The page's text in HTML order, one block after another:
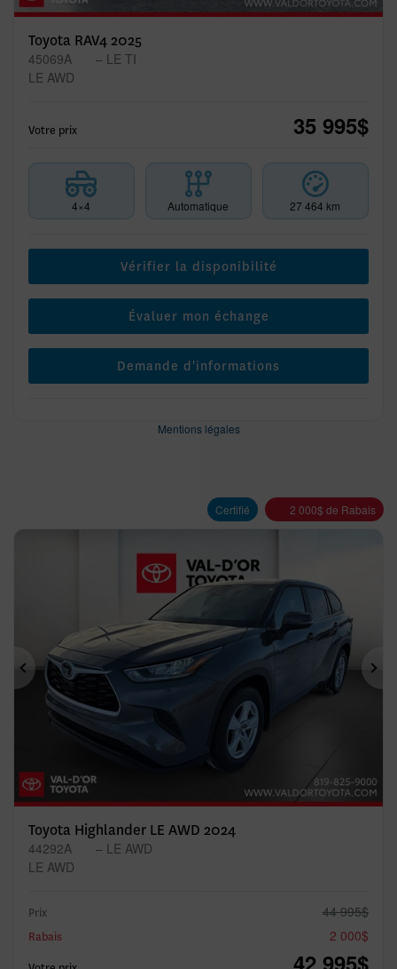
Toyota RAV4 2025
45069A
– LE TI
LE AWD
Votre prix 35 995$
4×4 Automatique 27 464 km
Vérifier la disponibilité
Évaluer mon échange
Demande d'informations
Mentions légales
Certifié 2 000$ de Rabais
Précédent
Toyota Highlander LE AWD 2024
44292A
– LE AWD
LE AWD
Prix 44 995$
Rabais 2 000$